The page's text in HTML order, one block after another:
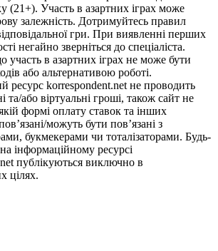
(21+). Участь в азартних іграх може
залежність. Дотримуйтесь правил
гри. При виявленні перших
негайно зверніться до спеціаліста.
участь в азартних іграх не може бути
або альтернативою роботі.
ресурс korrespondent.net не проводить
та/або віртуальні гроші, також сайт не
формі оплату ставок та інших
можуть бути пов’язані з
букмекерами чи тоталізаторами. Будь-
інформаційному ресурсі
публікуються виключно в
цілях.